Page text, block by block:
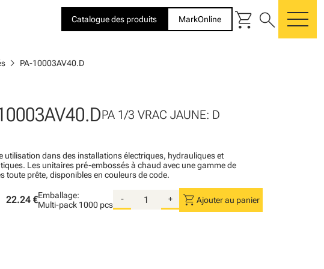
Catalogue des produits MarkOnline shopping_cart search
chevron_right PA-10003AV40.D
PA 1/3 VRAC JAUNE: D
utilisation dans des installations électriques, hydrauliques et
Les unitaires pré-embossés à chaud avec une gamme de
toute prête, disponibles en couleurs de code.
22.24 €Emballage:
Multi-pack 1000 pcs
- + shopping_cart Ajouter au panier